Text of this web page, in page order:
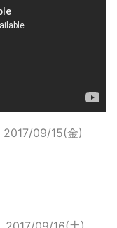
2017/09/15(金)